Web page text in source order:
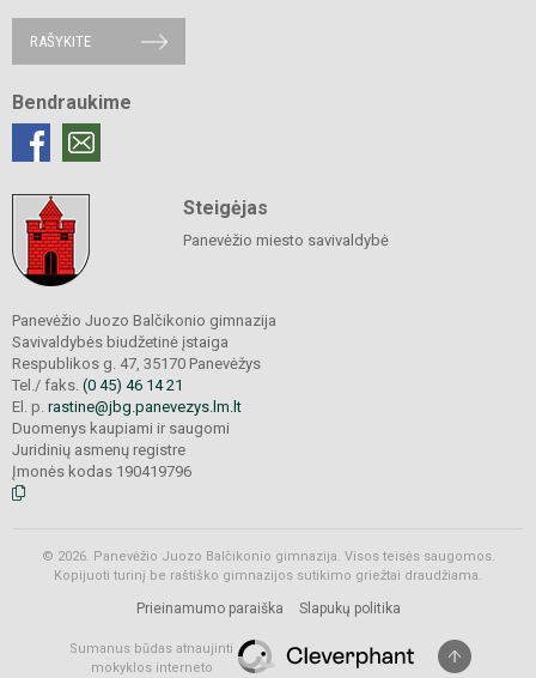
RAŠYKITE
Bendraukime
Steigėjas
Panevėžio miesto savivaldybė
Panevėžio Juozo Balčikonio gimnazija
Savivaldybės biudžetinė įstaiga
Respublikos g. 47, 35170 Panevėžys
Tel./ faks. (0 45) 46 14 21
El. p. rastine@jbg.panevezys.lm.lt
Duomenys kaupiami ir saugomi
Juridinių asmenų registre
Įmonės kodas 190419796
© 2026. Panevėžio Juozo Balčikonio gimnazija. Visos teisės saugomos.
Kopijuoti turinį be raštiško gimnazijos sutikimo griežtai draudžiama.
Prieinamumo paraiška Slapukų politika
Sumanus būdas atnaujinti
mokyklos interneto